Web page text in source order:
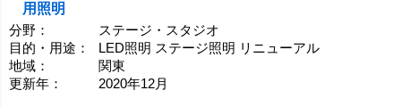
用照明
分野：
ステージ・スタジオ
目的・用途：
LED照明 ステージ照明 リニューアル
地域：
関東
更新年：
2020年12月